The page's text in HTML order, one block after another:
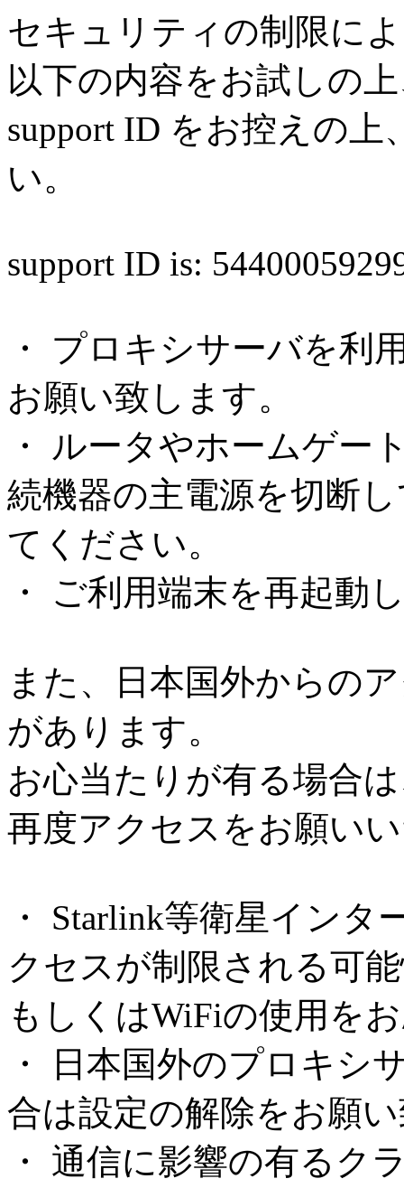
セキュリティの制限に
以下の内容をお試しの
support ID をお控えの
い。
support ID is:
・ プロキシサーバを利
お願い致します。
・ ルータやホームゲー
続機器の主電源を切断
てください。
・ ご利用端末を再起動
また、日本国外からの
があります。
お心当たりが有る場合
再度アクセスをお願い
・ Starlink等衛星イン
クセスが制限される可
もしくはWiFiの使用を
・ 日本国外のプロキシ
合は設定の解除をお願
・ 通信に影響の有るク